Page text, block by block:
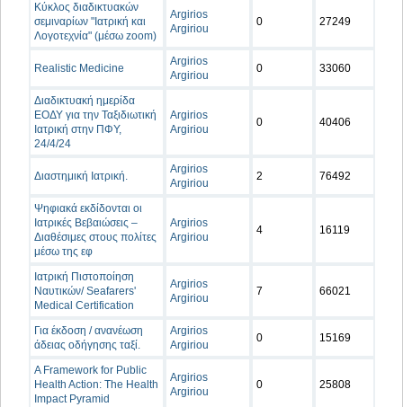
Κύκλος διαδικτυακών
σεμιναρίων "Ιατρική και
Λογοτεχνία" (μέσω zoom)
Argirios
Argiriou
0 27249
Realistic Medicine
Argirios
Argiriou
0 33060
Διαδικτυακή ημερίδα
ΕΟΔΥ για την Ταξιδιωτική
Ιατρική στην ΠΦΥ,
24/4/24
Argirios
Argiriou
0 40406
Διαστημική Ιατρική.
Argirios
Argiriou
2 76492
Ψηφιακά εκδίδονται οι
Ιατρικές Βεβαιώσεις –
Διαθέσιμες στους πολίτες
μέσω της εφ
Argirios
Argiriou
4 16119
Ιατρική Πιστοποίηση
Ναυτικών/ Seafarers'
Medical Certification
Argirios
Argiriou
7 66021
Για έκδοση / ανανέωση
άδειας οδήγησης ταξί.
Argirios
Argiriou
0 15169
A Framework for Public
Health Action: The Health
Impact Pyramid
Argirios
Argiriou
0 25808